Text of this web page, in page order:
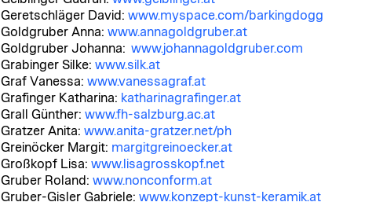
Geretschläger David: www.myspace.com/barkingdogg
Goldgruber Anna: www.annagoldgruber.at
Goldgruber Johanna: www.johannagoldgruber.com
Grabinger Silke: www.silk.at
Graf Vanessa: www.vanessagraf.at
Grafinger Katharina: katharinagrafinger.at
Grall Günther: www.fh-salzburg.ac.at
Gratzer Anita: www.anita-gratzer.net/ph
Greinöcker Margit: margitgreinoecker.at
Großkopf Lisa: www.lisagrosskopf.net
Gruber Roland: www.nonconform.at
Gruber-Gisler Gabriele: www.konzept-kunst-keramik.at